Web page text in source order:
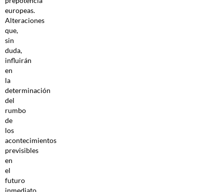
europeas.
Alteraciones
que,
sin
duda,
influirán
en
la
determinación
del
rumbo
de
los
acontecimientos
previsibles
en
el
futuro
inmediato,